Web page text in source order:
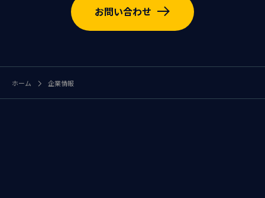
お問い合わせ
ホーム 企業情報